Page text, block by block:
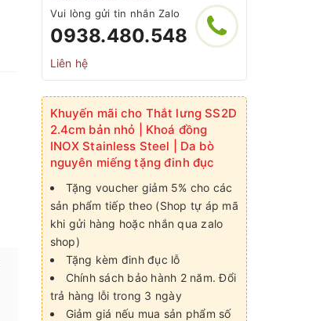
Vui lòng gửi tin nhắn Zalo
0938.480.548
Liên hệ
Khuyến mãi cho Thắt lưng SS2D
2.4cm bản nhỏ | Khoá đồng
INOX Stainless Steel | Da bò
nguyên miếng tặng đinh đục
Tặng voucher giảm 5% cho các
sản phẩm tiếp theo (Shop tự áp mã
khi gửi hàng hoặc nhắn qua zalo
shop)
Tặng kèm đinh đục lỗ
Chính sách bảo hành 2 năm. Đổi
trả hàng lỗi trong 3 ngày
Giảm giá nếu mua sản phẩm số